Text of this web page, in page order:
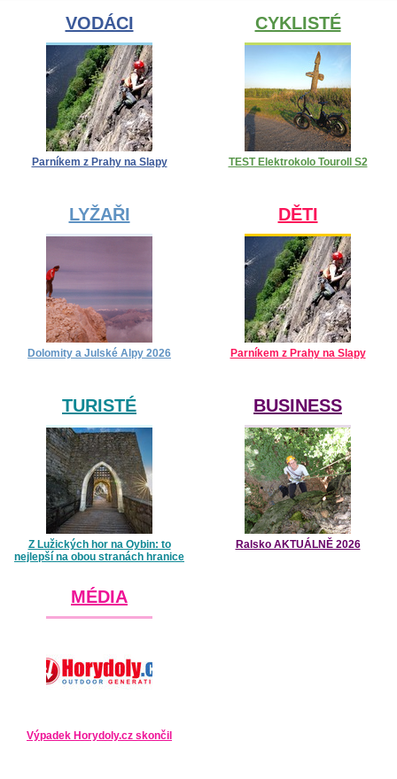
VODÁCI
Parníkem z Prahy na Slapy
CYKLISTÉ
TEST Elektrokolo Touroll S2
LYŽAŘI
Dolomity a Julské Alpy 2026
DĚTI
Parníkem z Prahy na Slapy
TURISTÉ
Z Lužických hor na Oybin: to
nejlepší na obou stranách hranice
BUSINESS
Ralsko AKTUÁLNĚ 2026
MÉDIA
Výpadek Horydoly.cz skončil